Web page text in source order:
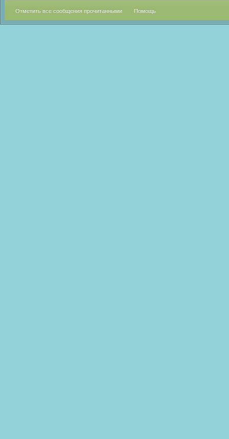
Отметить все сообщения прочитанными Помощь